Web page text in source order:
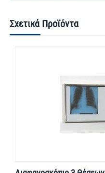
Σχετικά Προϊόντα